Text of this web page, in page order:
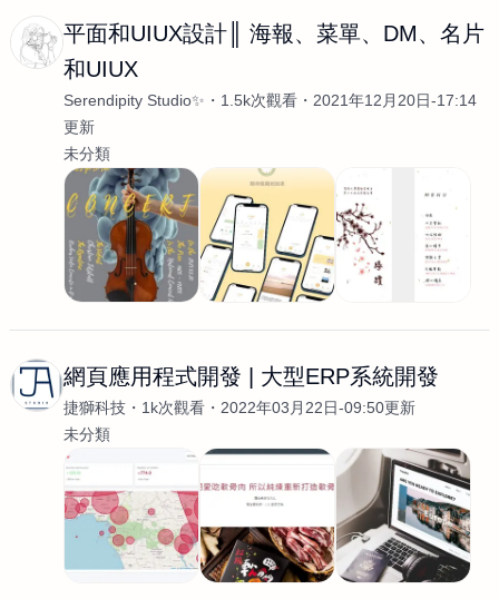
平面和UIUX設計║ 海報、菜單、DM、名片
和UIUX
Serendipity Studio✨ 1.5k次觀看
2021年12月20日-17:14
更新
未分類
網頁應用程式開發 | 大型ERP系統開發
捷獅科技 1k次觀看
2022年03月22日-09:50更新
未分類